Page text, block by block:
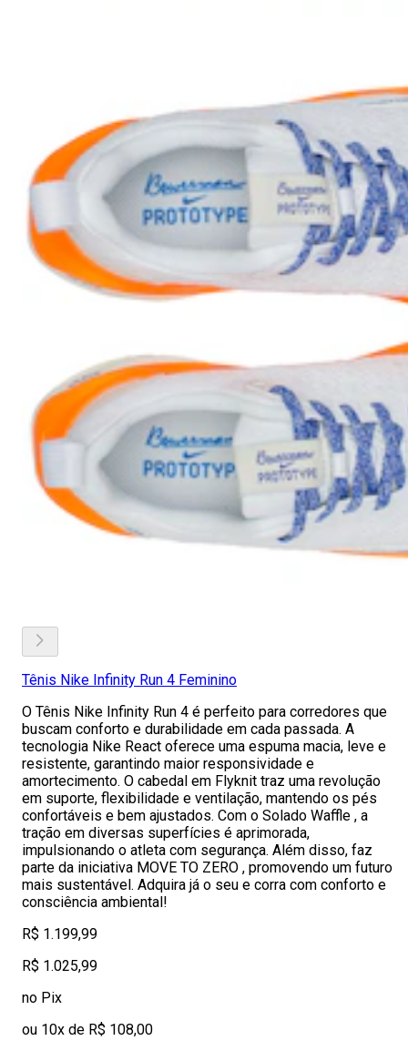
Tênis Nike Infinity Run 4 Feminino
O Tênis Nike Infinity Run 4 é perfeito para corredores que
buscam conforto e durabilidade em cada passada. A
tecnologia Nike React oferece uma espuma macia, leve e
resistente, garantindo maior responsividade e
amortecimento. O cabedal em Flyknit traz uma revolução
em suporte, flexibilidade e ventilação, mantendo os pés
confortáveis e bem ajustados. Com o Solado Waffle , a
tração em diversas superfícies é aprimorada,
impulsionando o atleta com segurança. Além disso, faz
parte da iniciativa MOVE TO ZERO , promovendo um futuro
mais sustentável. Adquira já o seu e corra com conforto e
consciência ambiental!
R$ 1.199,99
R$ 1.025,99
no Pix
ou 10x de R$ 108,00